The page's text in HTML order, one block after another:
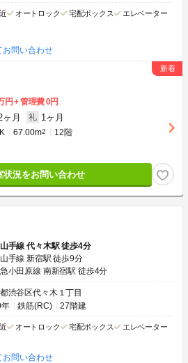
オートロック 宅配ボックス エレベーター
お問い合わせ
円 管理費0円
ヶ月 礼 1ヶ月
67.00m2 12階
状況をお問い合わせ
山手線 代々木駅 徒歩4分
山手線 新宿駅 徒歩9分
小田原線 南新宿駅 徒歩4分
渋谷区代々木１丁目
鉄筋(RC) 27階建
オートロック 宅配ボックス エレベーター
お問い合わせ